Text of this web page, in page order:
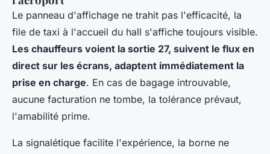
Le panneau d'affichage ne trahit pas l'efficacité, la
file de taxi à l'accueil du hall s'affiche toujours visible.
Les chauffeurs voient la sortie 27, suivent le flux en
direct sur les écrans, adaptent immédiatement la
prise en charge. En cas de bagage introuvable,
aucune facturation ne tombe, la tolérance prévaut,
l'amabilité prime.
La signalétique facilite l'expérience, la borne ne